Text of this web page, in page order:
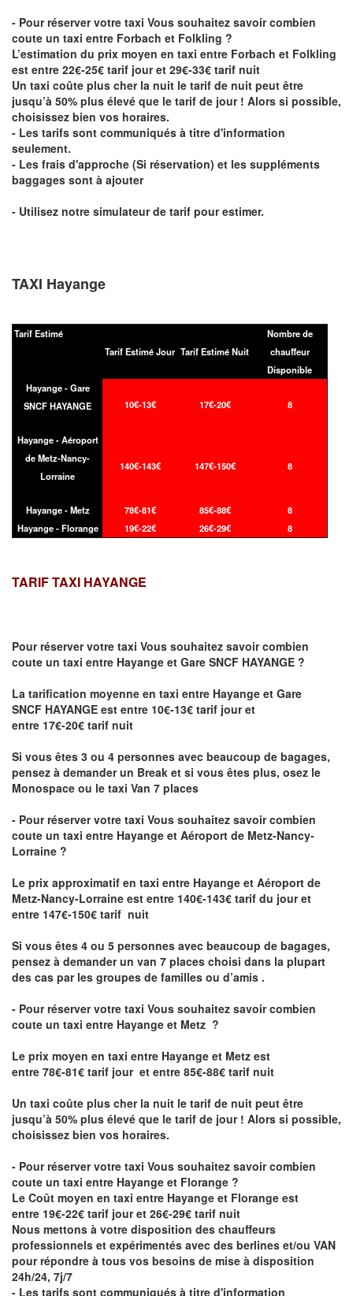
- Pour réserver votre taxi Vous souhaitez savoircombien
coute un taxi entre Forbach et Folkling ?
L’estimation du prix moyen en taxi entre Forbach et Folkling
est entre 22€-25€ tarif jour et 29€-33€ tarif nuit
Un taxi coûte plus cher la nuit le tarif de nuit peut être
jusqu’à 50% plus élevé que le tarif de jour ! Alors si possible,
choisissez bien vos horaires.
- Les tarifs sont communiqués à titre d'information
seulement.
- Les frais d'approche (Si réservation) et les suppléments
baggages sont à ajouter
- Utilisez notre simulateur de tarif pour estimer.
TAXI Hayange
Tarif Estimé
Tarif Estimé Jour Tarif Estimé Nuit
Nombre de
chauffeur
Disponible
Hayange - Gare
SNCF HAYANGE
10€-13€ 17€-20€ 8
Hayange - Aéroport
de Metz-Nancy-
Lorraine
140€-143€ 147€-150€ 8
Hayange - Metz 78€-81€ 85€-88€
8
Hayange - Florange
19€-22€ 26€-29€ 8
TARIF TAXI HAYANGE
Pour réserver votre taxi Vous souhaitez savoircombien
coute un taxi entre Hayange et Gare SNCF HAYANGE ?
La tarification moyenne en taxi entre Hayange et Gare
SNCF HAYANGE est entre 10€-13€ tarif jour et
entre 17€-20€ tarif nuit
Si vous êtes 3 ou 4 personnes avec beaucoup de bagages,
pensez à demander un Break et si vous êtes plus, osez le
Monospace ou le taxi Van 7 places
- Pour réserver votre taxi Vous souhaitez savoircombien
coute un taxi entre Hayange et Aéroport de Metz-Nancy-
Lorraine ?
Le prix approximatif en taxi entre Hayange et Aéroport de
Metz-Nancy-Lorraine est entre 140€-143€ tarif du jour et
entre 147€-150€ tarif nuit
Si vous êtes 4 ou 5 personnes avec beaucoup de bagages,
pensez à demander un van 7 places choisi dans la plupart
des cas par les groupes de familles ou d’amis .
- Pour réserver votre taxi Vous souhaitez savoircombien
coute un taxi entre Hayange et Metz ?
Le prix moyen en taxi entre Hayange et Metz est
entre 78€-81€ tarif jour et entre 85€-88€ tarif nuit
Un taxi coûte plus cher la nuit le tarif de nuit peut être
jusqu’à 50% plus élevé que le tarif de jour ! Alors si possible,
choisissez bien vos horaires.
- Pour réserver votre taxi Vous souhaitez savoircombien
coute un taxi entre Hayange et Florange ?
Le Coût moyen en taxi entre Hayange et Florange est
entre 19€-22€ tarif jour et 26€-29€ tarif nuit
Nous mettons à votre disposition des chauffeurs
professionnels et expérimentés avec des berlines et/ou VAN
pour répondre à tous vos besoins de mise à disposition
24h/24, 7j/7
- Les tarifs sont communiqués à titre d'information